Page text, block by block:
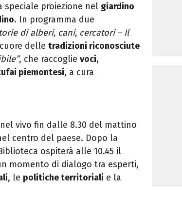
speciale proiezione nel giardino
. In programma due
di alberi, cani, cercatori – Il
delle tradizioni riconosciute
, che raccoglie voci,
piemontesi, a cura
vivo fin dalle 8.30 del mattino
centro del paese. Dopo la
ospiterà alle 10.45 il
momento di dialogo tra esperti,
, le politiche territoriali e la